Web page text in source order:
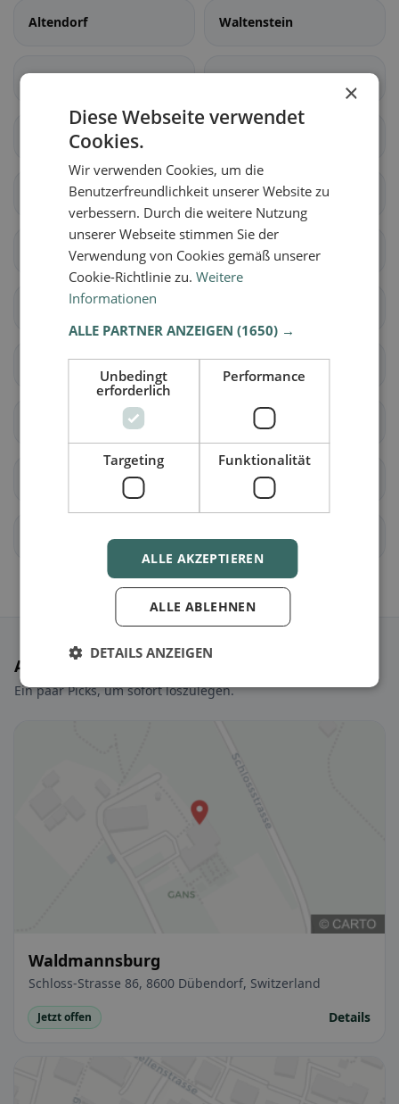
Altendorf Waltenstein
Aeugst am Albis Affoltern am Albis
Bonstetten
Hedingen Kappel am Albis
Knonau Maschwanden
Mettmenstetten
Rifferswil Stallikon
Wettswil am Albis Benken ZH
Buch am Irchel
Dorf
Ausgewählte Restaurants
Ein paar Picks, um sofort loszulegen.
Waldmannsburg
Schloss-Strasse 86, 8600 Dübendorf, Switzerland
Jetzt offen Details
×
Diese Webseite verwendet
Cookies.
Wir verwenden Cookies, um die
Benutzerfreundlichkeit unserer Website zu
verbessern. Durch die weitere Nutzung
unserer Webseite stimmen Sie der
Verwendung von Cookies gemäß unserer
Cookie-Richtlinie zu.Weitere
Informationen
ALLE PARTNER ANZEIGEN(1650) →
Unbedingt
erforderlich
Performance
Targeting Funktionalität
ALLE AKZEPTIEREN
ALLE ABLEHNEN
DETAILS ANZEIGEN